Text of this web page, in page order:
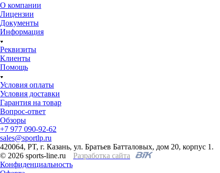
О компании
Лицензии
Документы
Информация
Реквизиты
Клиенты
Помощь
Условия оплаты
Условия доставки
Гарантия на товар
Вопрос-ответ
Обзоры
+7 977 090-92-62
sales@sportlp.ru
420064, PT, г. Казань, ул. Братьев Батталовых, дом 20, корпус 1.
© 2026 sports-line.ru
Разработка сайта
Конфиденциальность